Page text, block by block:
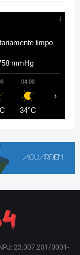
limpo
mmHg
04:00
34°C
›
23.007.201/0001-